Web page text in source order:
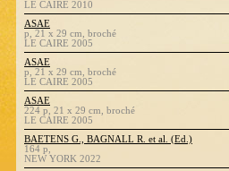
LE CAIRE 2010
ASAE
p, 21 x 29 cm, broché
LE CAIRE 2005
ASAE
p, 21 x 29 cm, broché
LE CAIRE 2005
ASAE
224 p, 21 x 29 cm, broché
LE CAIRE 2005
BAETENS G., BAGNALL R. et al. (Ed.)
164 p,
NEW YORK 2022